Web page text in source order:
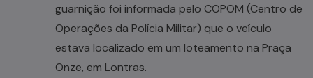
guarnição foi informada pelo COPOM (Centro de
Operações da Polícia Militar) que o veículo
estava localizado em um loteamento na Praça
Onze, em Lontras.